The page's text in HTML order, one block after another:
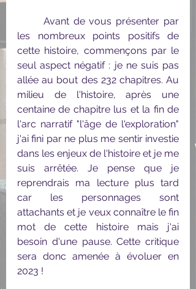
les nombreux points positifs de
cette histoire, commençons par le
seul aspect négatif : je ne suis pas
allée au bout des 232 chapitres. Au
milieu de l'histoire, après une
centaine de chapitre lus et la fin de
l'arc narratif "l'âge de l'exploration"
j'ai fini par ne plus me sentir investie
dans les enjeux de l'histoire et je me
suis arrêtée. Je pense que je
reprendrais ma lecture plus tard
car les personnages sont
attachants et je veux connaître le fin
mot de cette histoire mais j'ai
besoin d'une pause. Cette critique
sera donc amenée à évoluer en
2023 !